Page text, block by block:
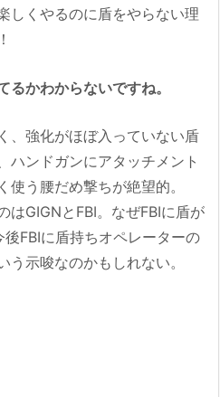
しくやるのに盾をやらない理
かわからないですね。
、強化がほぼ入っていない盾
ハンドガンにアタッチメント
う腰だめ撃ちが絶望的。
はGIGNとFBI。なぜFBIに盾が
FBIに盾持ちオペレーターの
示唆なのかもしれない。